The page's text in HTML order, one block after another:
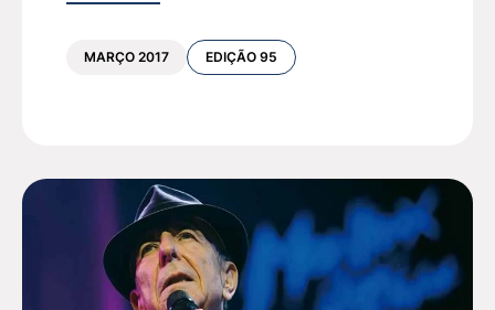
Chag Pessach Casher ve-Sameach
MARÇO 2017 EDIÇÃO 95